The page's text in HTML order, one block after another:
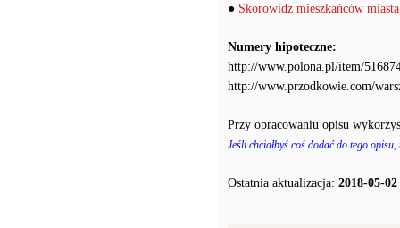
● Skorowidz mieszkańców
Numery hipoteczne:
http://www.polona.pl/item/
http://www.przodkowie.com/
Przy opracowaniu opisu
Jeśli chciałbyś coś dodać do tego
Ostatnia aktualizacja: 2018-05-